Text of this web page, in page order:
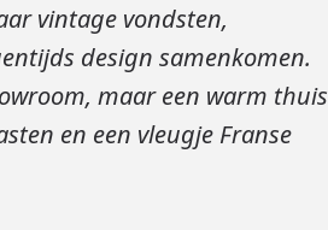
vintage vondsten,
design samenkomen.
maar een warm thuis
en een vleugje Franse